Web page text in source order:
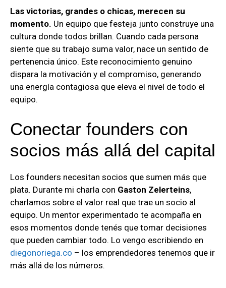
Las victorias, grandes o chicas, merecen su
momento. Un equipo que festeja junto construye una
cultura donde todos brillan. Cuando cada persona
siente que su trabajo suma valor, nace un sentido de
pertenencia único. Este reconocimiento genuino
dispara la motivación y el compromiso, generando
una energía contagiosa que eleva el nivel de todo el
equipo.
Conectar founders con
socios más allá del capital
Los founders necesitan socios que sumen más que
plata. Durante mi charla con Gaston Zelerteins,
charlamos sobre el valor real que trae un socio al
equipo. Un mentor experimentado te acompaña en
esos momentos donde tenés que tomar decisiones
que pueden cambiar todo. Lo vengo escribiendo en
diegonoriega.co – los emprendedores tenemos que ir
más allá de los números.